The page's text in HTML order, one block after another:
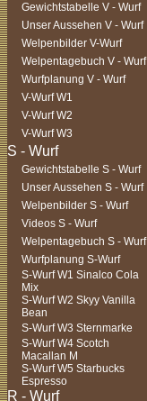
Gewichtstabelle V - Wurf
Unser Aussehen V - Wurf
Welpenbilder V-Wurf
Welpentagebuch V - Wurf
Wurfplanung V - Wurf
V-Wurf W1
V-Wurf W2
V-Wurf W3
Gewichtstabelle S - Wurf
Unser Aussehen S - Wurf
Welpenbilder S - Wurf
Videos S - Wurf
Welpentagebuch S - Wurf
Wurfplanung S-Wurf
S-Wurf W1 Sinalco Cola
Mix
S-Wurf W2 Skyy Vanilla
Bean
S-Wurf W3 Sternmarke
S-Wurf W4 Scotch
Macallan M
S-Wurf W5 Starbucks
Espresso